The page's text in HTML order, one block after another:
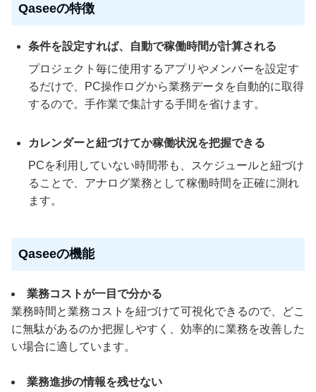
Qaseeの特徴
条件を設定すれば、自動で稼働時間が計算される
プロジェクト毎に使用するアプリやメンバーを設定す
るだけで、PC操作ログから業務データを自動的に取得
するので。手作業で集計する手間を省けます。
カレンダーと紐づけてか稼働状況を把握できる
PCを利用していない時間帯も、スケジュールと紐づけ
ることで、アナログ業務として稼働時間を正確に測れ
ます。
Qaseeの機能
業務コストが一目で分かる
業務時間と業務コストを紐づけて可視化できるので、どこ
に無駄があるのか把握しやすく、効率的に業務を改善した
い場合に適しています。
業務進捗の情報を残せない